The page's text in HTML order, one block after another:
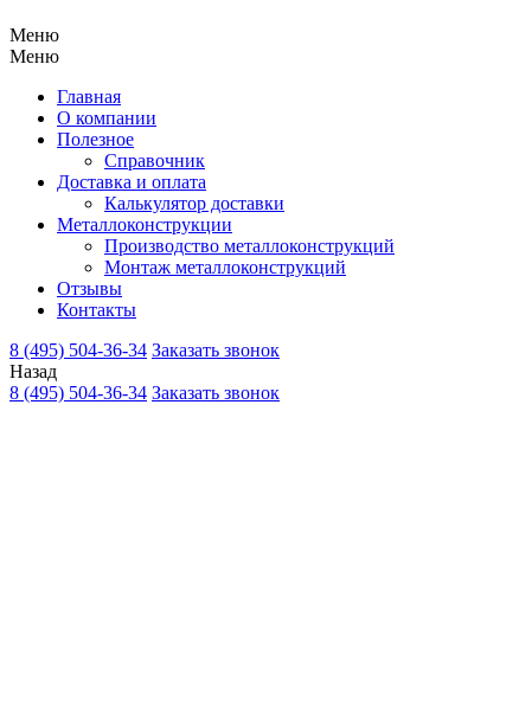
Меню
Меню
Главная
О компании
Полезное
Справочник
Доставка и оплата
Калькулятор доставки
Металлоконструкции
Производство металлоконструкций
Монтаж металлоконструкций
Отзывы
Контакты
8 (495) 504-36-34 Заказать звонок
Назад
8 (495) 504-36-34 Заказать звонок